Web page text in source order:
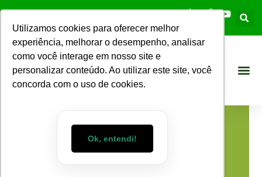
Utilizamos cookies para oferecer melhor
experiência, melhorar o desempenho, analisar
como você interage em nosso site e
personalizar conteúdo. Ao utilizar este site, você
concorda com o uso de cookies.
Ok, entendi!